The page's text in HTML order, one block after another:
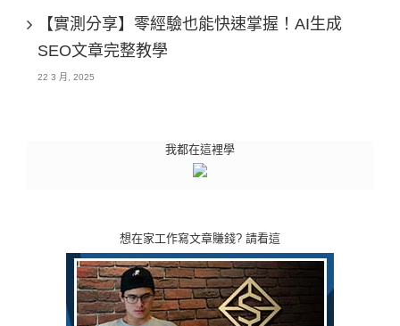
【實測分享】零經驗也能快速掌握！AI生成
SEO文章完整教學
22 3 月, 2025
我都在這裡學
想在家工作寫文章賺錢? 請看這